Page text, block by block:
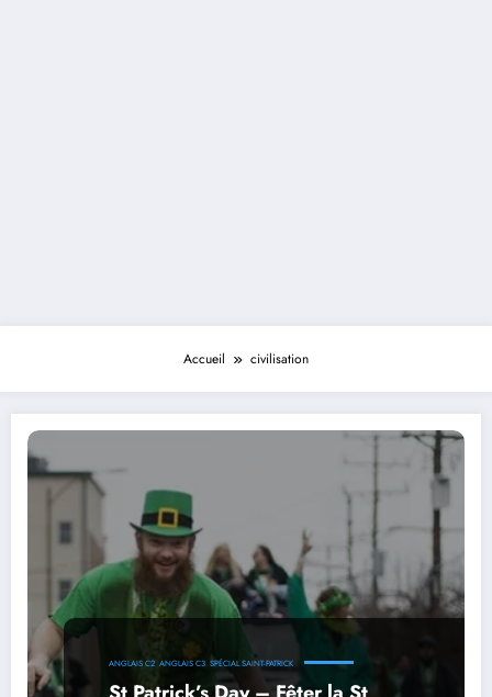
Accueil civilisation
ANGLAIS C2 ANGLAIS C3 SPÉCIAL SAINT-PATRICK